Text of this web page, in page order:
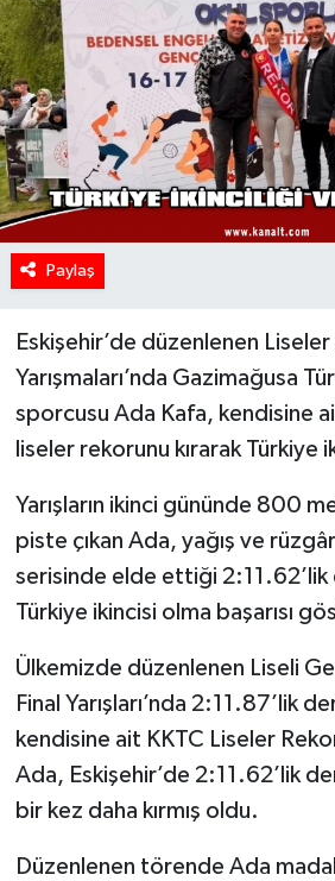
Paylaş
Eskişehir’de düzenlenen
Yarışmaları’nda Gazimağusa
sporcusu Ada Kafa, kendisine
liseler rekorunu kırarak Türkiye
Yarışların ikinci gününde 800
piste çıkan Ada, yağış ve
serisinde elde ettiği 2:11.62’lik
Türkiye ikincisi olma başarısı
Ülkemizde düzenlenen Liseli
Final Yarışları’nda 2:11.87’lik
kendisine ait KKTC Liseler
Ada, Eskişehir’de 2:11.62’lik
bir kez daha kırmış oldu.
Düzenlenen törende Ada